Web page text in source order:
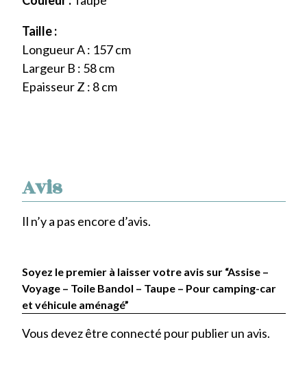
Avis
Il n’y a pas encore d’avis.
Soyez le premier à laisser votre avis sur “Assise –
Voyage – Toile Bandol – Taupe – Pour camping-car
et véhicule aménagé”
Vous devez être connecté pour publier un avis.
Taille :
Longueur A : 157 cm
Largeur B : 58 cm
Epaisseur Z : 8 cm